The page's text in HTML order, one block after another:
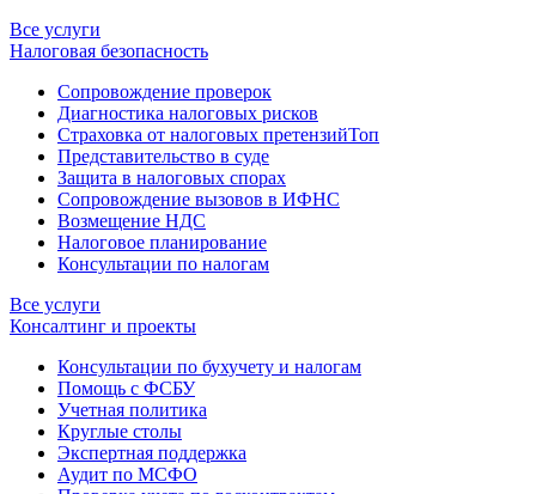
Все услуги
Налоговая безопасность
Сопровождение проверок
Диагностика налоговых рисков
Страховка от налоговых претензийТоп
Представительство в суде
Защита в налоговых спорах
Сопровождение вызовов в ИФНС
Возмещение НДС
Налоговое планирование
Консультации по налогам
Все услуги
Консалтинг и проекты
Консультации по бухучету и налогам
Помощь с ФСБУ
Учетная политика
Круглые столы
Экспертная поддержка
Аудит по МСФО